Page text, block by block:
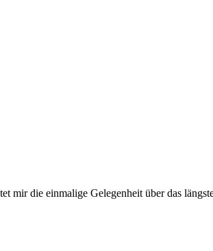
die einmalige Gelegenheit über das